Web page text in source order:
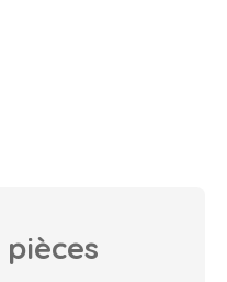
pièces